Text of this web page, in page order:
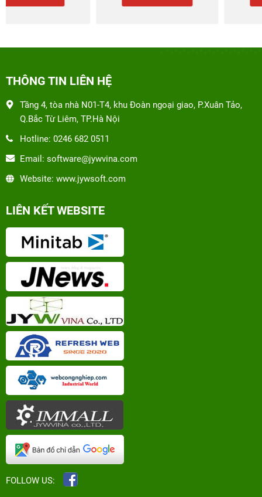
THÔNG TIN LIÊN HỆ
Tầng 4, tòa nhà N01-T4, khu Đoàn ngoại giao, P.Xuân Tảo,
Q.Bắc Từ Liêm, TP.Hà Nội
Hotline: 0246 682 0511
Email: software@jywvina.com
Website: www.jywsoft.com
LIÊN KẾT WEBSITE
FOLLOW US: